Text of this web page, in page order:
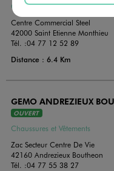
Chaussures et Vêtements
Centre Commercial Steel
42000 Saint Etienne Monthieu
Tél. :04 77 12 52 89
Distance : 6.4 Km
GEMO ANDREZIEUX
OUVERT
Chaussures et Vêtements
Zac Secteur Centre De Vie
42160 Andrezieux Boutheon
Tél. :04 77 55 38 27